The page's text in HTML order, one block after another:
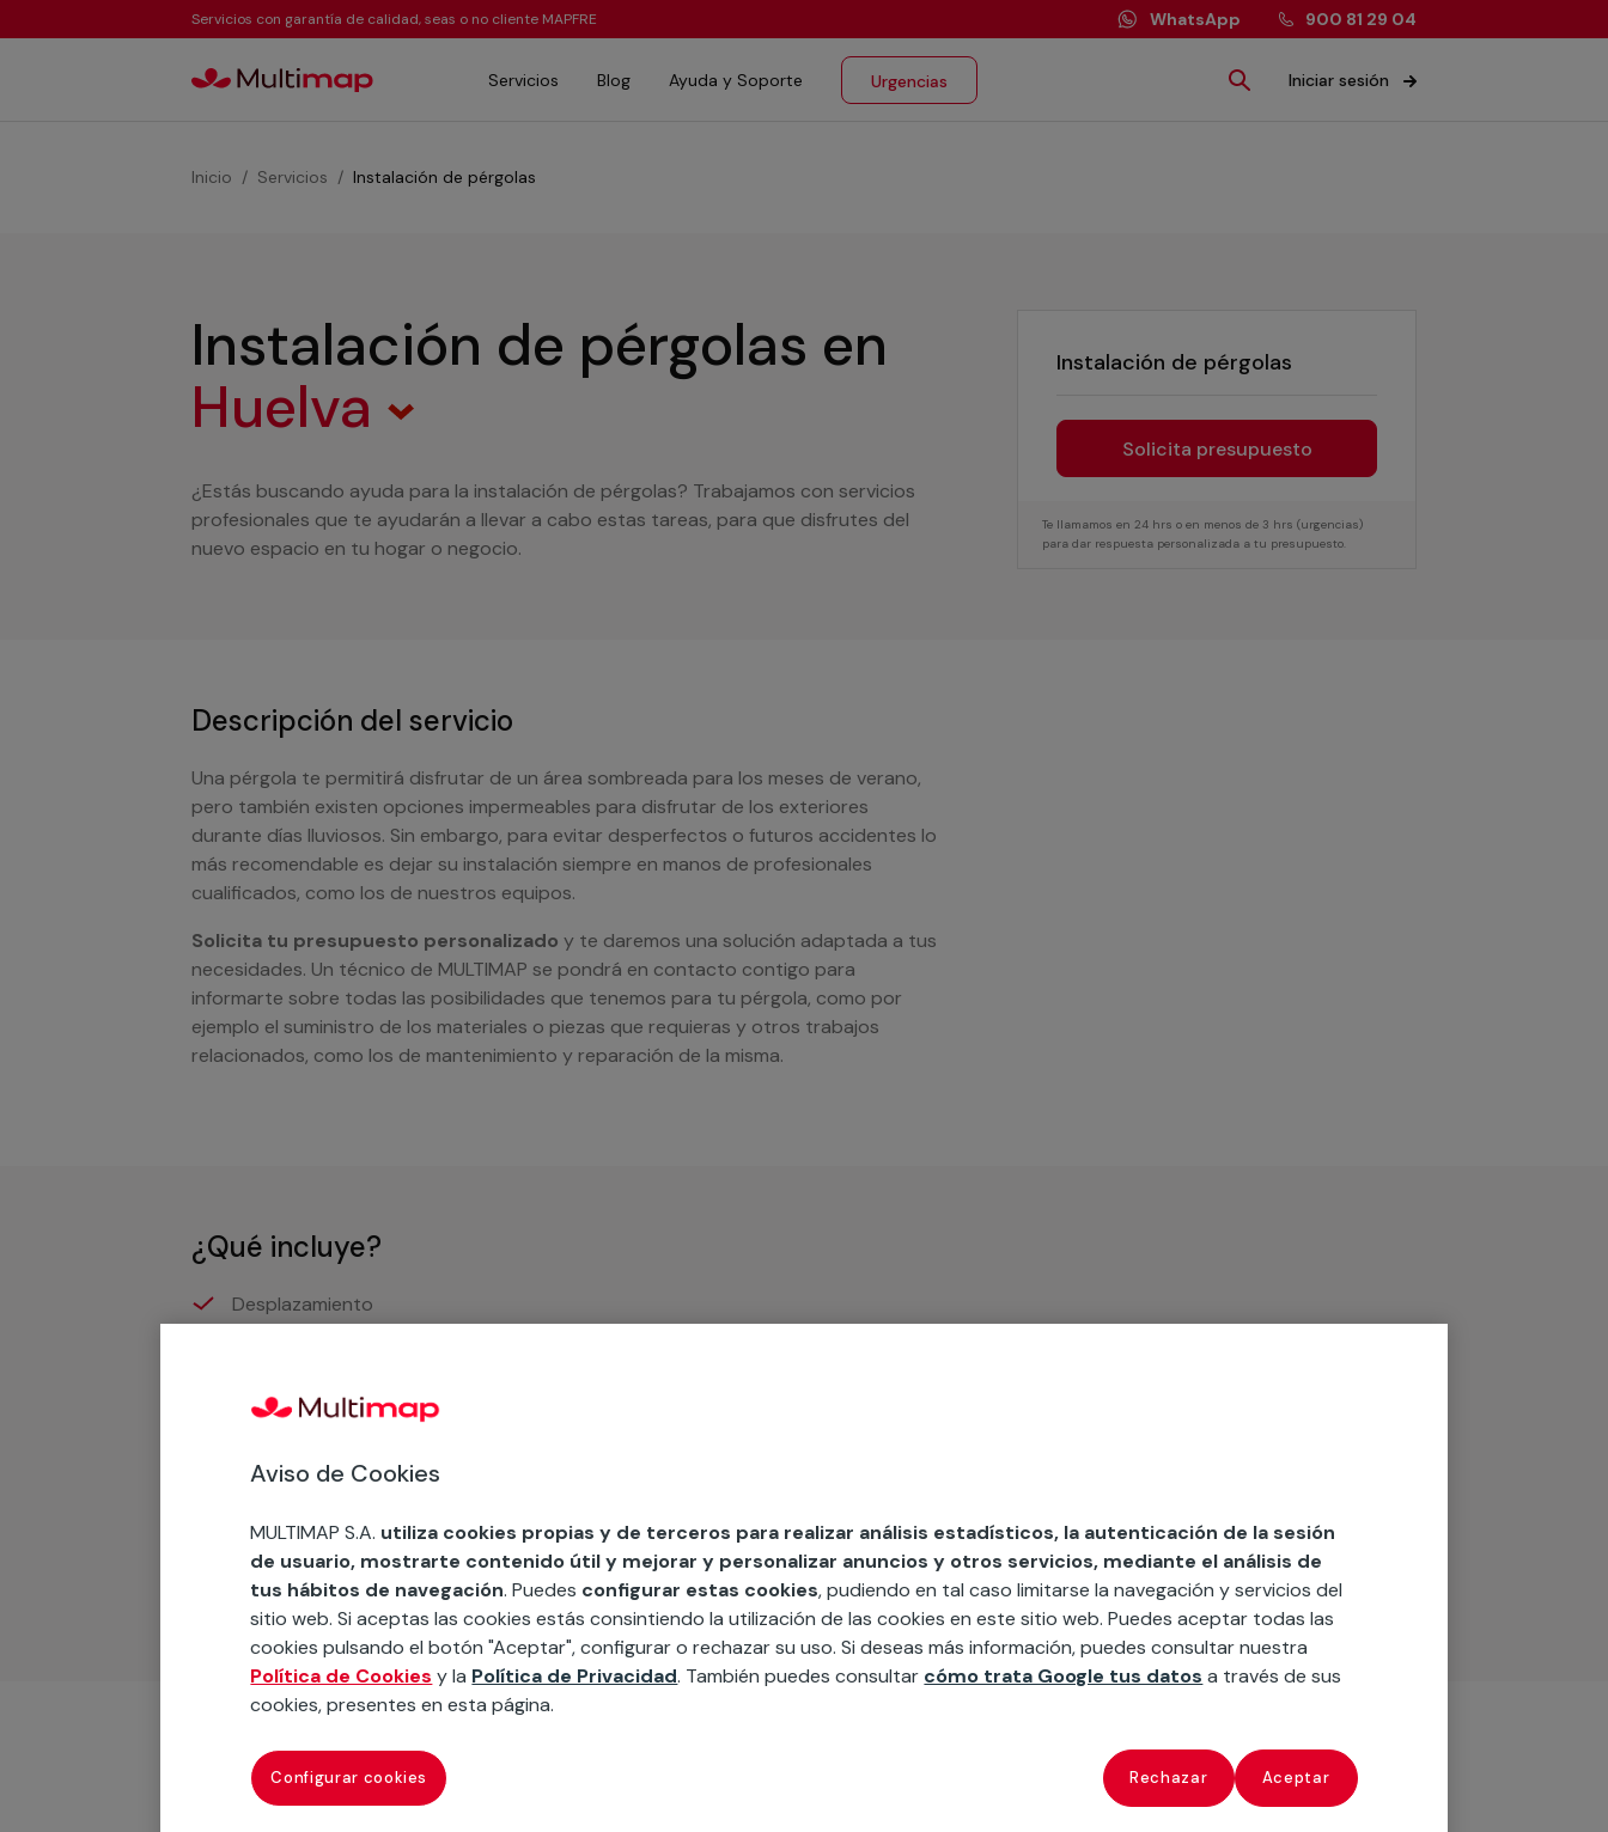
Servicios con garantía de calidad, seas o no cliente MAPFRE WhatsApp 900 81 29 04
Servicios Blog Ayuda y Soporte Urgencias Iniciar sesión
Inicio Servicios Instalación de pérgolas
Instalación de pérgolas
Solicita presupuesto
Te llamamos en 24 hrs o en menos de 3 hrs (urgencias)
para dar respuesta personalizada a tu presupuesto.
Instalación de pérgolas en
Huelva
¿Estás buscando ayuda para la instalación de pérgolas? Trabajamos con servicios
profesionales que te ayudarán a llevar a cabo estas tareas, para que disfrutes del
nuevo espacio en tu hogar o negocio.
Descripción del servicio
Una pérgola te permitirá disfrutar de un área sombreada para los meses de verano,
pero también existen opciones impermeables para disfrutar de los exteriores
durante días lluviosos. Sin embargo, para evitar desperfectos o futuros accidentes lo
más recomendable es dejar su instalación siempre en manos de profesionales
cualificados, como los de nuestros equipos.
Solicita tu presupuesto personalizado y te daremos una solución adaptada a tus
necesidades. Un técnico de MULTIMAP se pondrá en contacto contigo para
informarte sobre todas las posibilidades que tenemos para tu pérgola, como por
ejemplo el suministro de los materiales o piezas que requieras y otros trabajos
relacionados, como los de mantenimiento y reparación de la misma.
¿Qué incluye?
Desplazamiento
Recuerda que en MULTIMAP
materiales, equipamientos, electrodomésticos, etc. Cuéntanos que necesitas
cuando te llamemos.
Condiciones del servicio
Aviso de Cookies
MULTIMAP S.A. utiliza cookies propias y de terceros para realizar análisis estadísticos, la autenticación de la sesión
de usuario, mostrarte contenido útil y mejorar y personalizar anuncios y otros servicios, mediante el análisis de
tus hábitos de navegación. Puedes configurar estas cookies, pudiendo en tal caso limitarse la navegación y servicios del
sitio web. Si aceptas las cookies estás consintiendo la utilización de las cookies en este sitio web. Puedes aceptar todas las
cookies pulsando el botón "Aceptar", configurar o rechazar su uso. Si deseas más información, puedes consultar nuestra
Política de Cookies y la Política de Privacidad. También puedes consultar cómo trata Google tus datos a través de sus
cookies, presentes en esta página.
Configurar cookies Rechazar Aceptar